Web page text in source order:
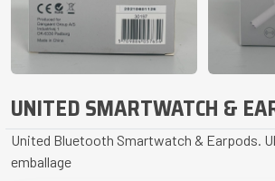
UNITED SMARTWATCH &
United Bluetooth Smartwatch & Earpods.
emballage